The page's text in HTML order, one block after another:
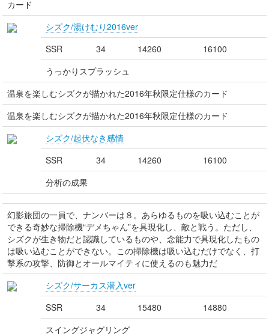
カード
シズク/湯けむり2016ver
SSR
34 14260
16100
うっかりスプラッシュ
温泉を楽しむシズクが描かれた2016年秋限定仕様のカード
温泉を楽しむシズクが描かれた2016年秋限定仕様のカード
シズク/起伏なき感情
SSR
34 14260
16100
分析の成果
幻影旅団の一員で、ナンバーは８。あらゆるものを吸い込むことが
できる奇妙な掃除機“デメちゃん”を具現化し、敵と戦う。ただし、
シズクが生き物だと認識しているものや、念能力で具現化したもの
は吸い込むことができない。この掃除機は吸い込むだけでなく、打
撃系の攻撃、防御とオールマイティに使えるのも魅力だ
シズク/サーカス潜入ver
SSR
34 15480
14880
スイングジャグリング